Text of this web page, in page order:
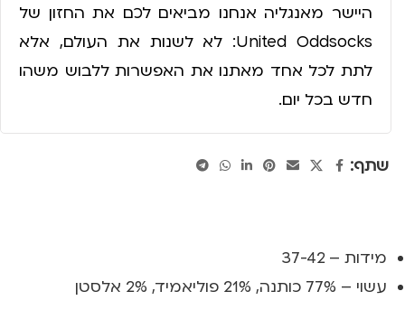
היישר מאנגליה אנחנו מביאים לכם את החזון של
United Oddsocks: לא לשנות את העולם, אלא
לתת לכל אחד מאתנו את האפשרות ללבוש משהו
חדש בכל יום.
שתף:
מידות – 37-42
עשוי – 77% כותנה, 21% פוליאמיד, 2% אלסטן